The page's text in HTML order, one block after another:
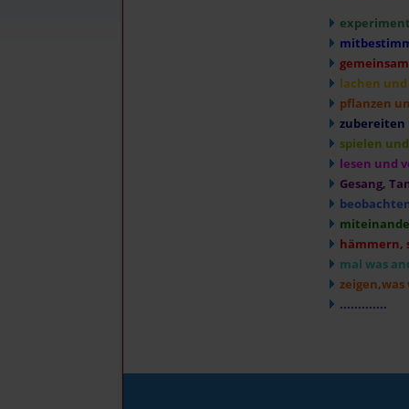
lachen
pflanzen
zubereiten
spielen
lesen und
Gesang,
hämmern,
mal was
.............